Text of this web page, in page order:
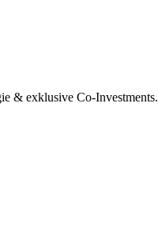
& exklusive Co-Investments.